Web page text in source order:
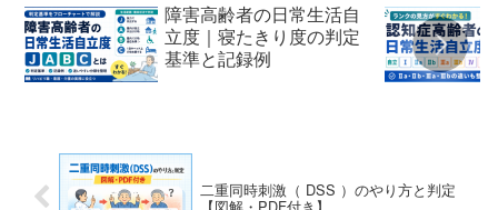
障害高齢者の日常生活自
立度｜寝たきり度の判定
基準と記録例
二重同時刺激（ DSS ）のやり方と判定